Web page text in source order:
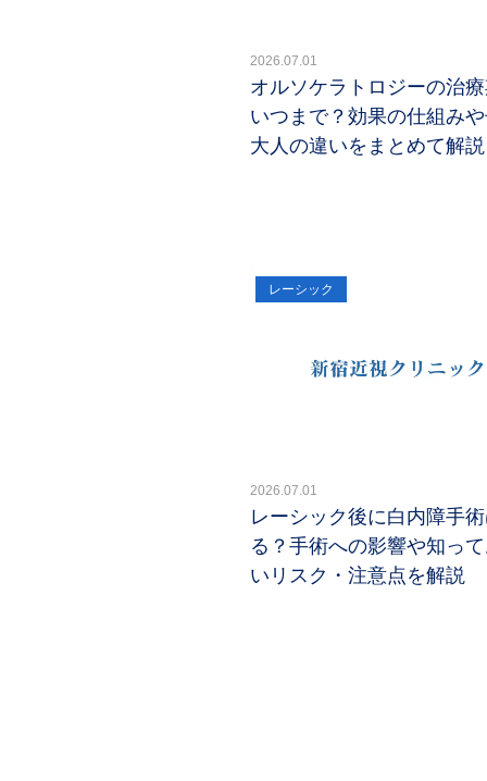
2026.07.01
オルソケラトロジーの治
いつまで？効果の仕組み
大人の違いをまとめて解説
レーシック
2026.07.01
レーシック後に白内障手
る？手術への影響や知っ
いリスク・注意点を解説